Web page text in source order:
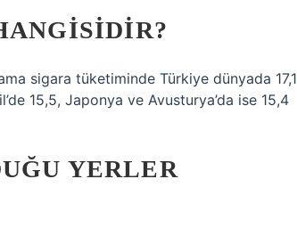
sigara tüketiminde Türkiye dünyada 17,1
15,5, Japonya ve Avusturya’da ise 15,4
YERLER